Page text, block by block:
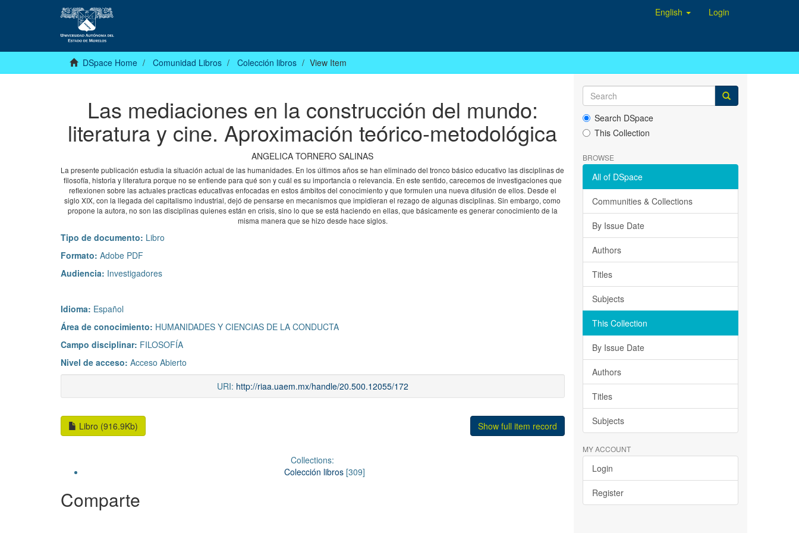
English Login
DSpace Home Comunidad Libros Colección libros View Item
Las mediaciones en la construcción del mundo:
literatura y cine. Aproximación teórico-metodológica
ANGELICA TORNERO SALINAS
La presente publicación estudia la situación actual de las humanidades. En los últimos años se han eliminado del tronco básico educativo las disciplinas de
filosofía, historia y literatura porque no se entiende para qué son y cuál es su importancia o relevancia. En este sentido, carecemos de investigaciones que
reflexionen sobre las actuales practicas educativas enfocadas en estos ámbitos del conocimiento y que formulen una nueva difusión de ellos. Desde el
siglo XIX, con la llegada del capitalismo industrial, dejó de pensarse en mecanismos que impidieran el rezago de algunas disciplinas. Sin embargo, como
propone la autora, no son las disciplinas quienes están en crisis, sino lo que se está haciendo en ellas, que básicamente es generar conocimiento de la
misma manera que se hizo desde hace siglos.
Tipo de documento: Libro
Formato: Adobe PDF
Audiencia: Investigadores
Idioma: Español
Área de conocimiento: HUMANIDADES Y CIENCIAS DE LA CONDUCTA
Campo disciplinar: FILOSOFÍA
Nivel de acceso: Acceso Abierto
URI: http://riaa.uaem.mx/handle/20.500.12055/172
Libro (916.9Kb) Show full item record
Collections:
Colección libros[309]
Comparte
Search DSpace
This Collection
BROWSE
All of DSpace
Communities & Collections
By Issue Date
Authors
Titles
Subjects
This Collection
By Issue Date
Authors
Titles
Subjects
MY ACCOUNT
Login
Register